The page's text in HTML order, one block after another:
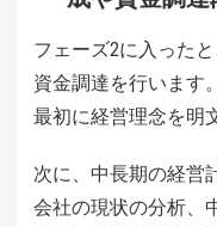
フェーズ2に入った
資金調達を行います
最初に経営理念を明
次に、中長期の経営
会社の現状の分析、